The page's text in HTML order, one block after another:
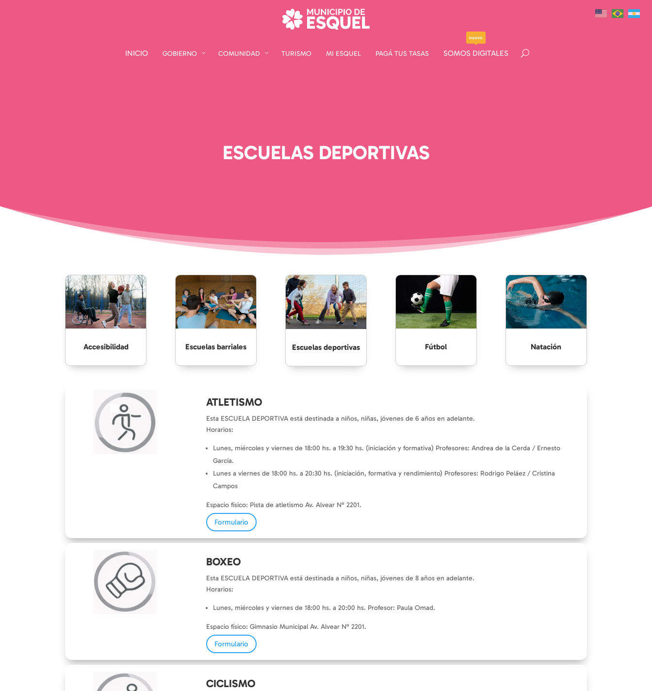
INICIO GOBIERNO COMUNIDAD TURISMO MI ESQUEL PAGÁ TUS TASAS SOMOS DIGITALES
nuevo
INICIO GOBIERNO COMUNIDAD TURISMO MI ESQUEL PAGÁ TUS TASAS SOMOS DIGITALES
nuevo
ESCUELAS DEPORTIVAS
Accesibilidad Escuelas barriales Escuelas deportivas Fútbol Natación
ATLETISMO
Esta ESCUELA DEPORTIVA está destinada a niños, niñas, jóvenes de 6 años en adelante.
Horarios:
Lunes, miércoles y viernes de 18:00 hs. a 19:30 hs. (iniciación y formativa) Profesores: Andrea de la Cerda / Ernesto
García.
Lunes a viernes de 18:00 hs. a 20:30 hs. (iniciación, formativa y rendimiento) Profesores: Rodrigo Peláez / Cristina
Campos
Espacio físico: Pista de atletismo Av. Alvear N° 2201.
Formulario
BOXEO
Esta ESCUELA DEPORTIVA está destinada a niños, niñas, jóvenes de 8 años en adelante.
Horarios:
Lunes, miércoles y viernes de 18:00 hs. a 20:00 hs. Profesor: Paula Omad.
Espacio físico: Gimnasio Municipal Av. Alvear N° 2201.
Formulario
CICLISMO